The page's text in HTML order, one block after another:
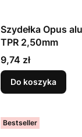
Szydełka Opus
TPR 2,50mm
Cena
9,74 zł
Do koszyka
Bestseller